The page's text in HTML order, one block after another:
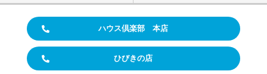
ハウス倶楽部 本店
ひびきの店